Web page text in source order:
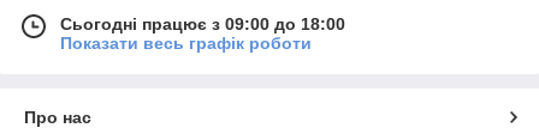
Сьогодні працює з 09:00 до 18:00
Показати весь графік роботи
Про нас